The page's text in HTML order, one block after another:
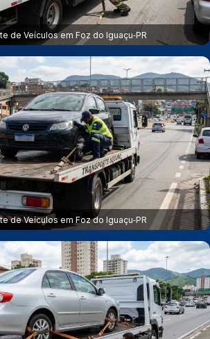
de Veículos em Foz do Iguaçu‑PR
de Veículos em Foz do Iguaçu‑PR